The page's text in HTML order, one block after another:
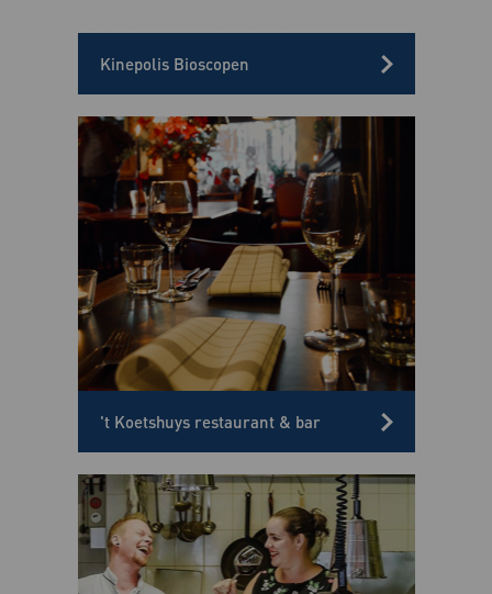
Kinepolis Bioscopen
't Koetshuys restaurant & bar